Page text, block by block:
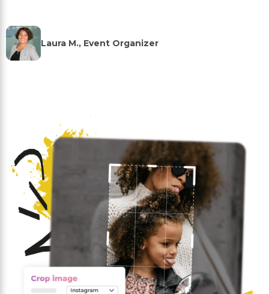
Laura M., Event Organizer